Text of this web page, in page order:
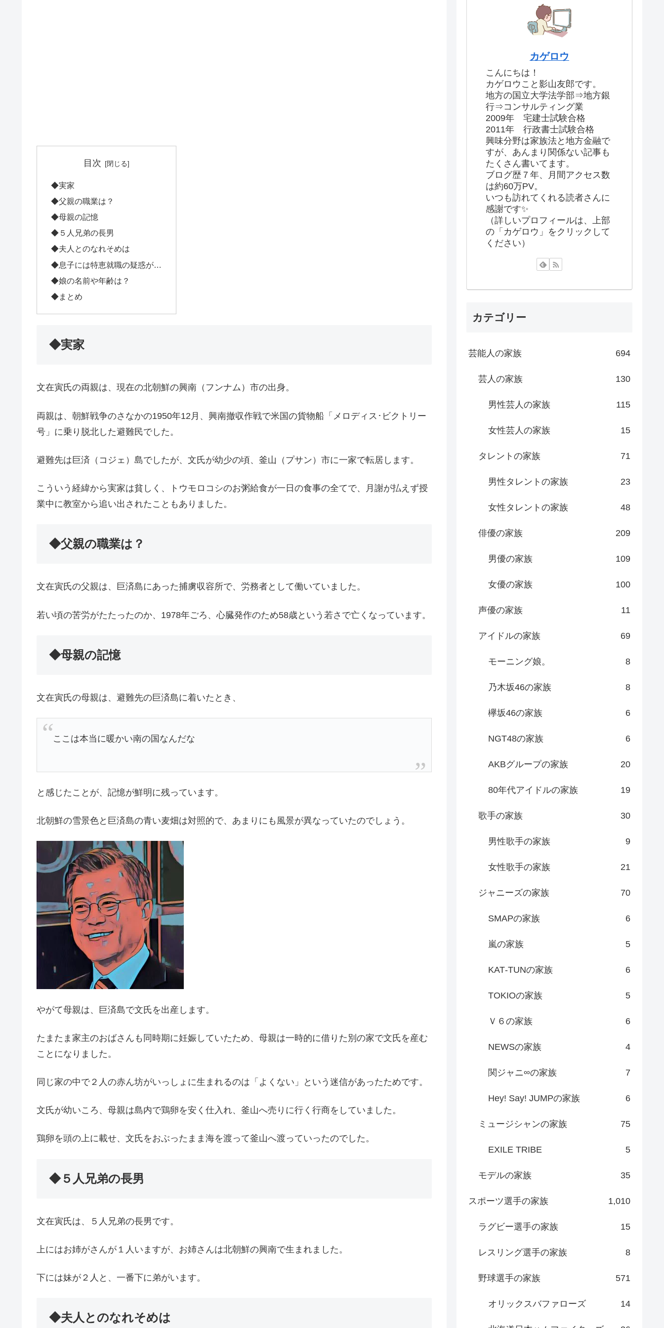
目次
◆実家
◆父親の職業は？
◆母親の記憶
◆５人兄弟の長男
◆夫人とのなれそめは
◆息子には特恵就職の疑惑が…
◆娘の名前や年齢は？
◆まとめ
◆実家
文在寅氏の両親は、現在の北朝鮮の興南（フンナム）市の出身。
両親は、朝鮮戦争のさなかの1950年12月、興南撤収作戦で米国の貨物船「メロディス･ビクトリー
号」に乗り脱北した避難民でした。
避難先は巨済（コジェ）島でしたが、文氏が幼少の頃、釜山（プサン）市に一家で転居します。
こういう経緯から実家は貧しく、トウモロコシのお粥給食が一日の食事の全てで、月謝が払えず授
業中に教室から追い出されたこともありました。
◆父親の職業は？
文在寅氏の父親は、巨済島にあった捕虜収容所で、労務者として働いていました。
若い頃の苦労がたたったのか、1978年ごろ、心臓発作のため58歳という若さで亡くなっています。
◆母親の記憶
文在寅氏の母親は、避難先の巨済島に着いたとき、
ここは本当に暖かい南の国なんだな
と感じたことが、記憶が鮮明に残っています。
北朝鮮の雪景色と巨済島の青い麦畑は対照的で、あまりにも風景が異なっていたのでしょう。
やがて母親は、巨済島で文氏を出産します。
たまたま家主のおばさんも同時期に妊娠していたため、母親は一時的に借りた別の家で文氏を産む
ことになりました。
同じ家の中で２人の赤ん坊がいっしょに生まれるのは「よくない」という迷信があったためです。
文氏が幼いころ、母親は島内で鶏卵を安く仕入れ、釜山へ売りに行く行商をしていました。
鶏卵を頭の上に載せ、文氏をおぶったまま海を渡って釜山へ渡っていったのでした。
◆５人兄弟の長男
文在寅氏は、５人兄弟の長男です。
上にはお姉がさんが１人いますが、お姉さんは北朝鮮の興南で生まれました。
下には妹が２人と、一番下に弟がいます。
◆夫人とのなれそめは
カゲロウ
こんにちは！
カゲロウこと影山友郎です。
地方の国立大学法学部⇒地方銀
行⇒コンサルティング業
2009年 宅建士試験合格
2011年 行政書士試験合格
興味分野は家族法と地方金融で
すが、あんまり関係ない記事も
たくさん書いてます。
ブログ歴７年、月間アクセス数
は約60万PV。
いつも訪れてくれる読者さんに
感謝です✨
（詳しいプロフィールは、上部
の「カゲロウ」をクリックして
ください）
カテゴリー
芸能人の家族 694
芸人の家族 130
男性芸人の家族 115
女性芸人の家族 15
タレントの家族 71
男性タレントの家族 23
女性タレントの家族 48
俳優の家族 209
男優の家族 109
女優の家族 100
声優の家族 11
アイドルの家族 69
モーニング娘。 8
乃木坂46の家族 8
欅坂46の家族 6
NGT48の家族 6
AKBグループの家族 20
80年代アイドルの家族 19
歌手の家族 30
男性歌手の家族 9
女性歌手の家族 21
ジャニーズの家族 70
SMAPの家族 6
嵐の家族 5
KAT‐TUNの家族 6
TOKIOの家族 5
Ｖ６の家族 6
NEWSの家族 4
関ジャニ∞の家族 7
Hey! Say! JUMPの家族 6
ミュージシャンの家族 75
EXILE TRIBE 5
モデルの家族 35
スポーツ選手の家族 1,010
ラグビー選手の家族 15
レスリング選手の家族 8
野球選手の家族 571
オリックスバファローズ 14